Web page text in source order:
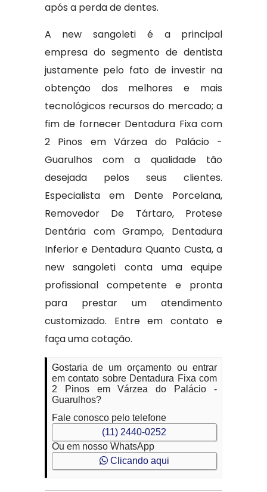
após a perda de dentes.
A new sangoleti é a principal
empresa do segmento de dentista
justamente pelo fato de investir na
obtenção dos melhores e mais
tecnológicos recursos do mercado; a
fim de fornecer Dentadura Fixa com
2 Pinos em Várzea do Palácio -
Guarulhos com a qualidade tão
desejada pelos seus clientes.
Especialista em Dente Porcelana,
Removedor De Tártaro, Protese
Dentária com Grampo, Dentadura
Inferior e Dentadura Quanto Custa, a
new sangoleti conta uma equipe
profissional competente e pronta
para prestar um atendimento
customizado. Entre em contato e
faça uma cotação.
Gostaria de um orçamento ou entrar
em contato sobre Dentadura Fixa com
2 Pinos em Várzea do Palácio -
Guarulhos?
Fale conosco pelo telefone
(11) 2440-0252
Ou em nosso WhatsApp
Clicando aqui